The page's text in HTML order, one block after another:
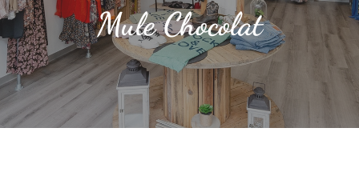
Mule Chocolat